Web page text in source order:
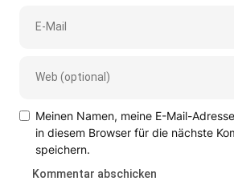
Meinen Namen, meine E-Mail-
in diesem Browser für die nächste
speichern.